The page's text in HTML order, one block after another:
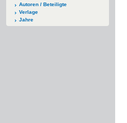
Autoren / Beteiligte
Verlage
Jahre